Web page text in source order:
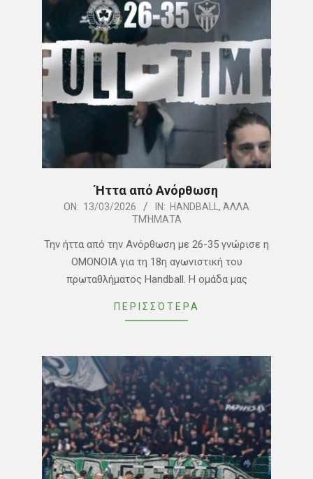
Ήττα από Ανόρθωση
2026-
13
ON: 13/03/2026 IN: HANDBALL, ΆΛΛΑ
ΤΜΉΜΑΤΑ
Την ήττα από την Ανόρθωση με 26-35 γνώρισε η
ΟΜΟΝΟΙΑ για τη 18η αγωνιστική του
πρωταθλήματος Handball. Η ομάδα μας
ΠΕΡΙΣΣΌΤΕΡΑ